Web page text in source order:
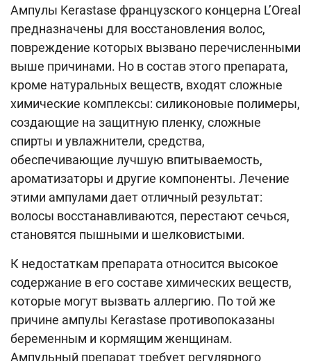
Ампулы Kerastase французского концерна L’Oreal
предназначены для восстановления волос,
повреждение которых вызвано перечисленными
выше причинами. Но в состав этого препарата,
кроме натуральных веществ, входят сложные
химические комплексы: силиконовые полимеры,
создающие на защитную пленку, сложные
спирты и увлажнители, средства,
обеспечивающие лучшую впитываемость,
ароматизаторы и другие компоненты. Лечение
этими ампулами дает отличный результат:
волосы восстанавливаются, перестают сечься,
становятся пышными и шелковистыми.
К недостаткам препарата относится высокое
содержание в его составе химических веществ,
которые могут вызвать аллергию. По той же
причине ампулы Kerastase противопоказаны
беременным и кормящим женщинам.
Ампульный препарат требует регулярного